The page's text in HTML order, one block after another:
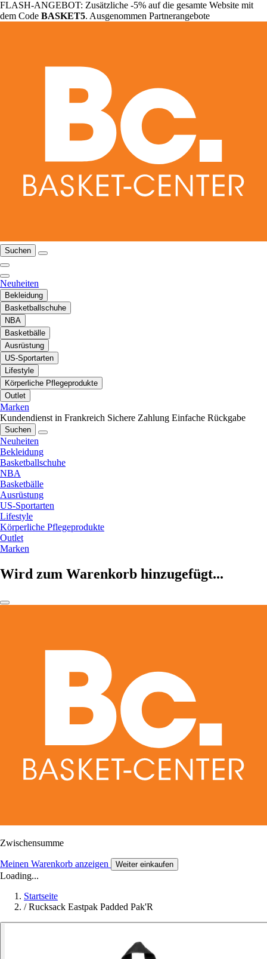
FLASH-ANGEBOT: Zusätzliche -5% auf die gesamte Website mit
dem Code BASKET5. Ausgenommen Partnerangebote
Suchen
Neuheiten
Bekleidung
Basketballschuhe
NBA
Basketbälle
Ausrüstung
US-Sportarten
Lifestyle
Körperliche Pflegeprodukte
Outlet
Marken
Kundendienst in Frankreich Sichere Zahlung Einfache Rückgabe
Suchen
Neuheiten
Bekleidung
Basketballschuhe
NBA
Basketbälle
Ausrüstung
US-Sportarten
Lifestyle
Körperliche Pflegeprodukte
Outlet
Marken
Wird zum Warenkorb hinzugefügt...
Zwischensumme
Meinen Warenkorb anzeigen Weiter einkaufen
Loading...
Startseite
/ Rucksack Eastpak Padded Pak'R